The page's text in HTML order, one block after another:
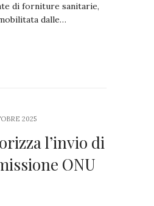
di forniture sanitarie,
dalle…
2025
l’invio di
ONU